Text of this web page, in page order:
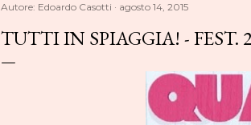
Autore: Edoardo Casotti agosto 14, 2015
TUTTI IN SPIAGGIA! - FEST.